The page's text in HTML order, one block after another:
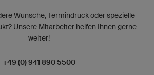
Wünsche, Termindruck oder spezielle
Unsere Mitarbeiter helfen Ihnen gerne
weiter!
+49 (0) 941 890 5500